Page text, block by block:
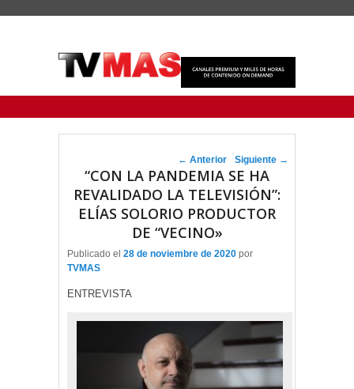
Navegador de artículos
← Anterior Siguiente →
“CON LA PANDEMIA SE HA
REVALIDADO LA TELEVISIÓN”:
ELÍAS SOLORIO PRODUCTOR
DE “VECINO»
Publicado el 28 de noviembre de 2020 por
TVMAS
ENTREVISTA